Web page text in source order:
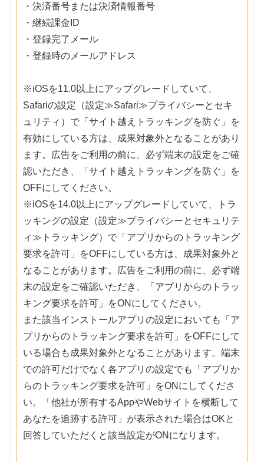
・決済番号または決済情報番号
・継続課金ID
・登録完了メール
・登録時のメールアドレス
※iOSを11.0以上にアップグレードしていて、
Safariの設定（設定≫Safari≫プライバシーとセキ
ュリティ）で「サイト越えトラッキングを防ぐ」を
有効にしている方は、成果対象外となることがあり
ます。広告をご利用の前に、必ず端末の設定をご確
認いただき、「サイト越えトラッキングを防ぐ」を
OFFにしてください。
※iOSを14.0以上にアップグレードしていて、トラ
ッキングの設定（設定≫プライバシーとセキュリテ
ィ≫トラッキング）で「アプリからのトラッキング
要求を許可」をOFFにしている方は、成果対象外と
なることがあります。広告をご利用の前に、必ず端
末の設定をご確認いただき、「アプリからのトラッ
キング要求を許可」をONにしてください。
また該当インストールアプリの設定においても「ア
プリからのトラッキング要求を許可」をOFFにして
いる場合も成果対象外となることがあります。端末
での許可だけでなく各アプリの設定でも「アプリか
らのトラッキング要求を許可」をONにしてくださ
い。「他社が所有するAppやWebサイトを横断して
あなたを追跡する許可」が表示された場合はOKと
回答していただくと該当設定がONになります。